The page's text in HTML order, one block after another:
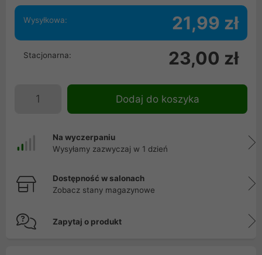
Wysyłkowa: 21,99 zł
Stacjonarna: 23,00 zł
Dodaj do koszyka
Na wyczerpaniu
Wysyłamy zazwyczaj w 1 dzień
Dostępność w salonach
Zobacz stany magazynowe
Zapytaj o produkt